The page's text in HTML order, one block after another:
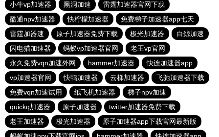
小牛vp加速器
黑洞加速
雷霆加速器官网下载
酷通npv加速器
快柠檬加速器
免费梯子加速器app七天
雷霆加器速
原子加速器免费下载 极光加速器
白鲸加速
闪电猫加速器
蚂蚁vp加速器官网
老王vp官网
永久免费vqn加速外网
hammer加速器
快连加速器app
vp加速器官网
快鸭加速器 云梯加速器
飞驰加速器下载
免费vqn加速试用
纸飞机加速器
梯子npv加速
quickq加速器
原子加速器
twitter加速器免费下载
老王加速器
极光加速器
原子加速器app下载官网最新版